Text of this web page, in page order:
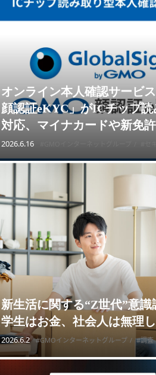
オンライン本人確認サービ
顔認証eKYC」がICチップ読
対応、マイナカードや新免
2026.6.16
新生活に関する“Z世代”意識
学生はお金、社会人は無理
2026.6.2 #GMOインターネットグループ #調査